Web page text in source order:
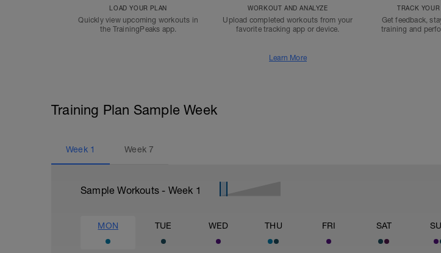
LOAD YOUR PLAN
Quickly view upcoming workouts in
the TrainingPeaks app.
WORKOUT AND ANALYZE
Upload completed workouts from your
favorite tracking app or device.
TRACK
Get feedback,
training and
Learn More
Training Plan Sample Week
Week 1 Week7
Sample Workouts - Week 1
MON TUE WED THU FRI SAT